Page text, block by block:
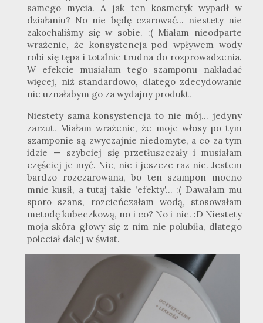
samego mycia. A jak ten kosmetyk wypadł w
działaniu? No nie będę czarować... niestety nie
zakochaliśmy się w sobie. :( Miałam nieodparte
wrażenie, że konsystencja pod wpływem wody
robi się tępa i totalnie trudna do rozprowadzenia.
W efekcie musiałam tego szamponu nakładać
więcej, niż standardowo, dlatego zdecydowanie
nie uznałabym go za wydajny produkt.
Niestety sama konsystencja to nie mój... jedyny
zarzut. Miałam wrażenie, że moje włosy po tym
szamponie są zwyczajnie niedomyte, a co za tym
idzie — szybciej się przetłuszczały i musiałam
częściej je myć. Nie, nie i jeszcze raz nie. Jestem
bardzo rozczarowana, bo ten szampon mocno
mnie kusił, a tutaj takie 'efekty'... :( Dawałam mu
sporo szans, rozcieńczałam wodą, stosowałam
metodękubeczkową, no i co? No i nic. :D Niestety
moja skóra głowy się z nim nie polubiła, dlatego
poleciał dalej w świat.